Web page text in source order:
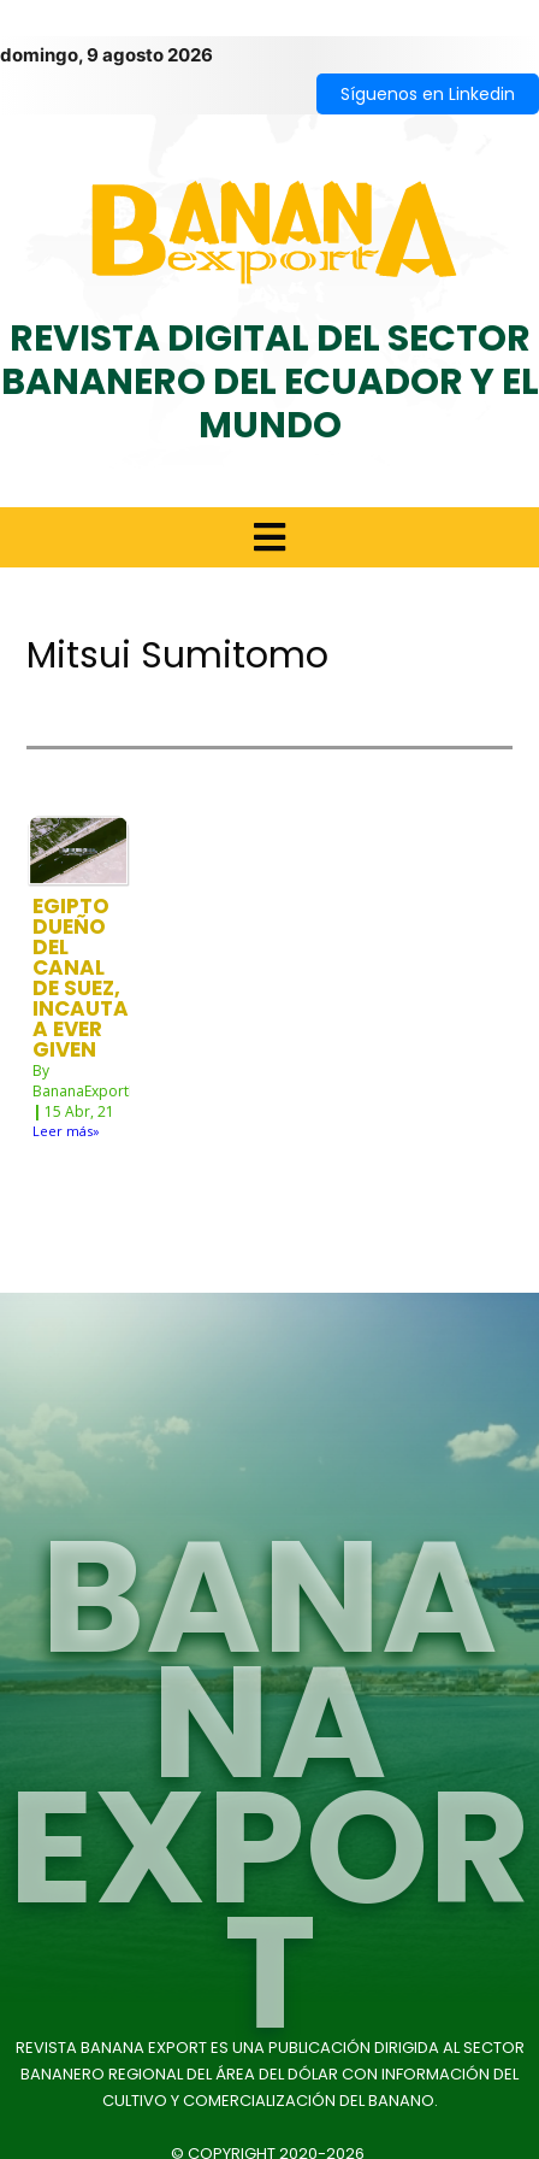
domingo, 9 agosto 2026
Síguenos en Linkedin
REVISTA DIGITAL DEL SECTOR
BANANERO DEL ECUADOR Y EL
MUNDO
Mitsui Sumitomo
EGIPTO
DUEÑO
DEL
CANAL
DE SUEZ,
INCAUTA
A EVER
GIVEN
By
BananaExportNw
| 15 Abr, 21
Leer más»
BANA
NA
EXPOR
T
REVISTA BANANA EXPORT ES UNA PUBLICACIÓN DIRIGIDA AL SECTOR
BANANERO REGIONAL DEL ÁREA DEL DÓLAR CON INFORMACIÓN DEL
CULTIVO Y COMERCIALIZACIÓN DEL BANANO.
© COPYRIGHT 2020-2026